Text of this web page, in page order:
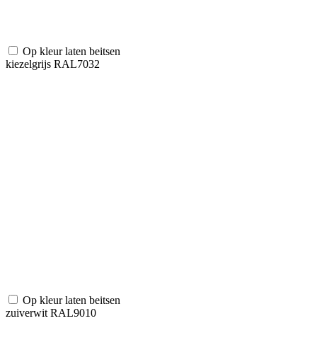
Op kleur laten beitsen
kiezelgrijs RAL7032
Op kleur laten beitsen
zuiverwit RAL9010